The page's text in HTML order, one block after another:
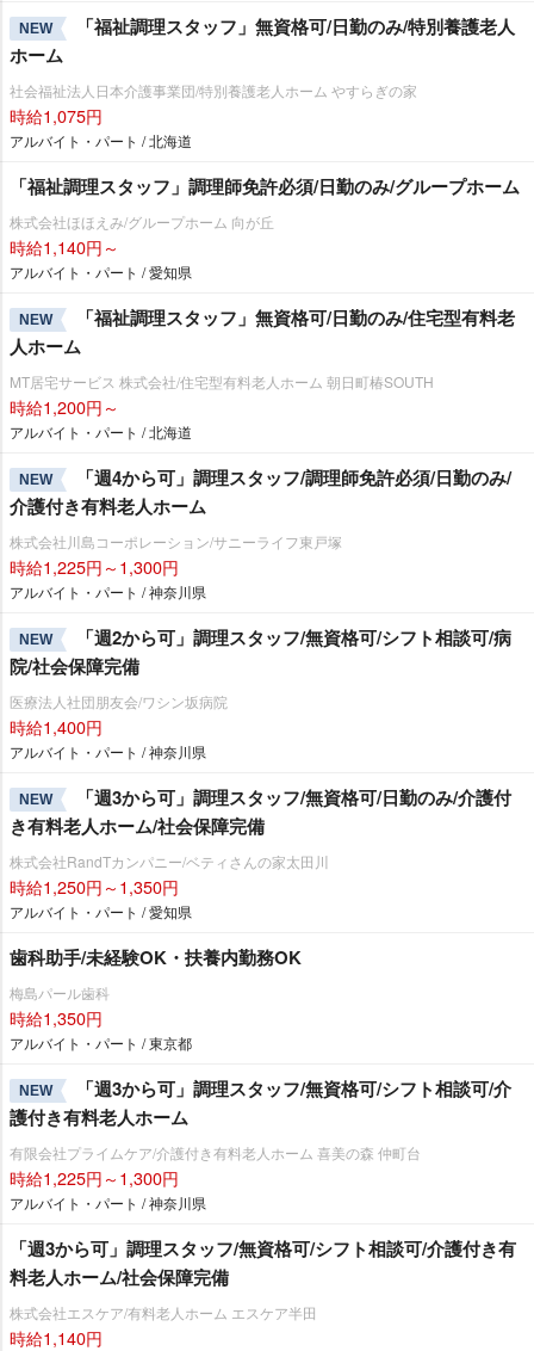
NEW
「福祉調理スタッフ」無資格可/日勤のみ/特別養護老人
ホーム
社会福祉法人日本介護事業団/特別養護老人ホーム やすらぎの家
時給1,075円
アルバイト・パート / 北海道
「福祉調理スタッフ」調理師免許必須/日勤のみ/グループホーム
株式会社ほほえみ/グループホーム 向が丘
時給1,140円～
アルバイト・パート / 愛知県
NEW
「福祉調理スタッフ」無資格可/日勤のみ/住宅型有料老
人ホーム
MT居宅サービス 株式会社/住宅型有料老人ホーム 朝日町椿SOUTH
時給1,200円～
アルバイト・パート / 北海道
NEW
「週4から可」調理スタッフ/調理師免許必須/日勤のみ/
介護付き有料老人ホーム
株式会社川島コーポレーション/サニーライフ東戸塚
時給1,225円～1,300円
アルバイト・パート / 神奈川県
NEW
「週2から可」調理スタッフ/無資格可/シフト相談可/病
院/社会保障完備
医療法人社団朋友会/ワシン坂病院
時給1,400円
アルバイト・パート / 神奈川県
NEW
「週3から可」調理スタッフ/無資格可/日勤のみ/介護付
き有料老人ホーム/社会保障完備
株式会社RandTカンパニー/ベティさんの家太田川
時給1,250円～1,350円
アルバイト・パート / 愛知県
歯科助手/未経験OK・扶養内勤務OK
梅島パール歯科
時給1,350円
アルバイト・パート / 東京都
NEW
「週3から可」調理スタッフ/無資格可/シフト相談可/介
護付き有料老人ホーム
有限会社プライムケア/介護付き有料老人ホーム 喜美の森 仲町台
時給1,225円～1,300円
アルバイト・パート / 神奈川県
「週3から可」調理スタッフ/無資格可/シフト相談可/介護付き有
料老人ホーム/社会保障完備
株式会社エスケア/有料老人ホーム エスケア半田
時給1,140円